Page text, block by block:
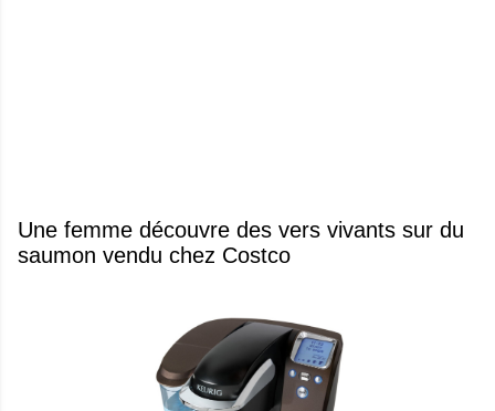
Une femme découvre des vers vivants sur du
saumon vendu chez Costco